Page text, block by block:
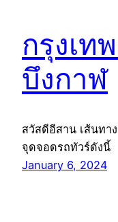
กรุงเท
บึงกาฬ
สวัสดีอีสาน เส้นทา
จุดจอดรถทัวร์ดังนี้
January 6, 2024